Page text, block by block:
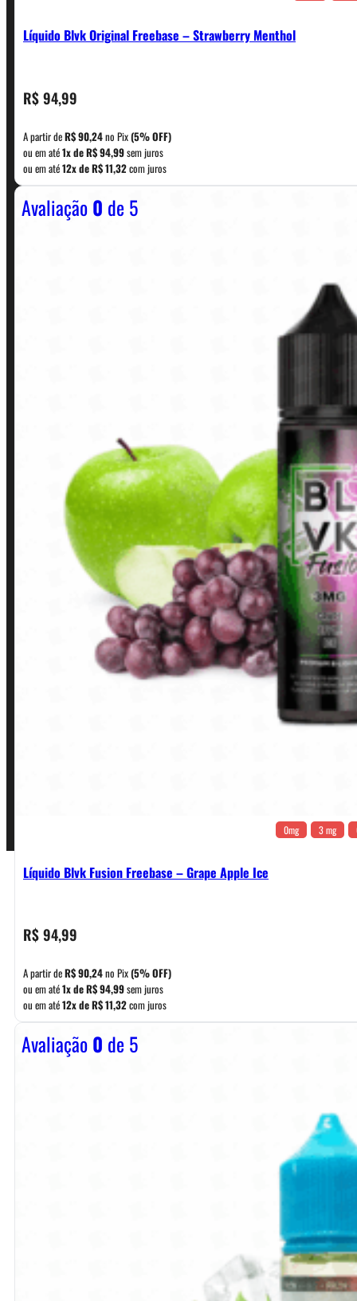
Líquido Blvk Original Freebase – Strawberry Menthol
R$94,99
A partir deR$90,24no Pix(5% OFF)
ou em até1x deR$94,99sem juros
ou em até12x deR$11,32com juros
Avaliação0 de 5
0mg 3 mg
Líquido Blvk Fusion Freebase – Grape Apple Ice
R$94,99
A partir deR$90,24no Pix(5% OFF)
ou em até1x deR$94,99sem juros
ou em até12x deR$11,32com juros
Avaliação0 de 5
CONTATO
WhatsApp: (11) 5229-0120
Horário: Política de Horario e Fretes
Finalização de compra
INSTITUCIONAL
Política de Privacidade
Política de Frete e Pagamento
Política de Garantia, Reembolso e Devolução